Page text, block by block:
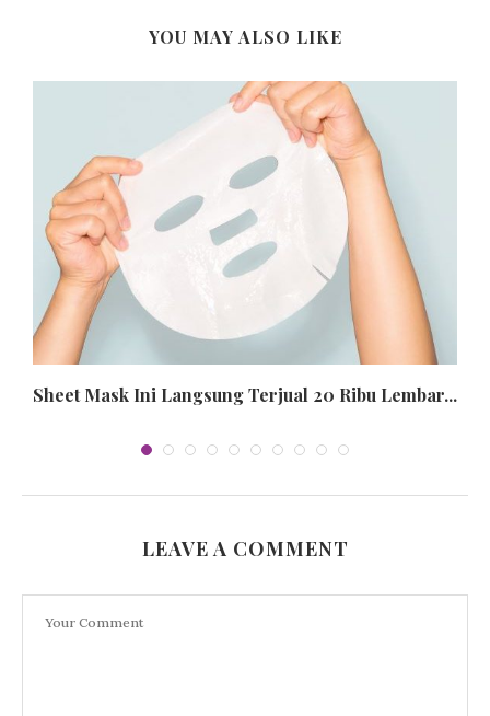
YOU MAY ALSO LIKE
Sheet Mask Ini Langsung Terjual 20 Ribu Lembar...
LEAVE A COMMENT